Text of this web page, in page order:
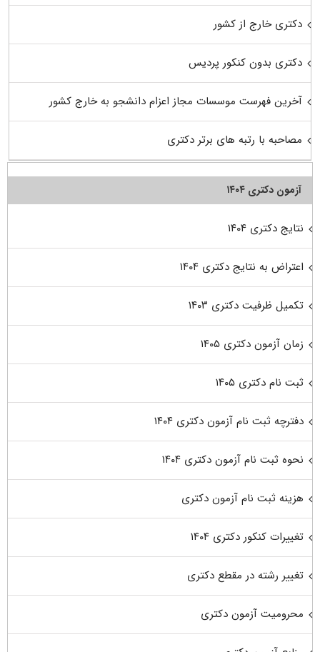
دکتری خارج از کشور
دکتری بدون کنکور پردیس
آخرین فهرست موسسات مجاز اعزام دانشجو به خارج کشور
مصاحبه با رتبه های برتر دکتری
آزمون دکتری ۱۴۰۴
نتایج دکتری ۱۴۰۴
اعتراض به نتایج دکتری ۱۴۰۴
تکمیل ظرفیت دکتری ۱۴۰۳
زمان آزمون دکتری ۱۴۰۵
ثبت نام دکتری ۱۴۰۵
دفترچه ثبت نام آزمون دکتری ۱۴۰۴
نحوه ثبت نام آزمون دکتری ۱۴۰۴
هزینه ثبت نام آزمون دکتری
تغییرات کنکور دکتری ۱۴۰۴
تغییر رشته در مقطع دکتری
محرومیت آزمون دکتری